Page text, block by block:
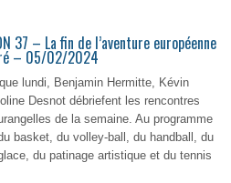
37 – La fin de l’aventure européenne
– 05/02/2024
lundi, Benjamin Hermitte, Kévin
Desnot débriefent les rencontres
de la semaine. Au programme
basket, du volley-ball, du handball, du
du patinage artistique et du tennis